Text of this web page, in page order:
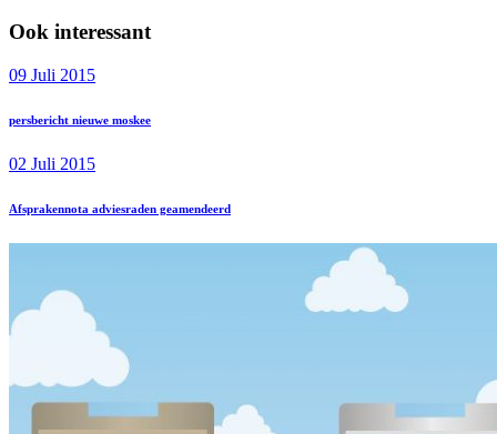
Ook interessant
09 Juli 2015
persbericht nieuwe moskee
02 Juli 2015
Afsprakennota adviesraden geamendeerd